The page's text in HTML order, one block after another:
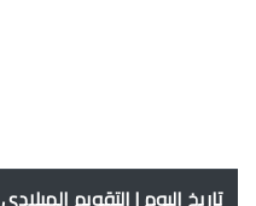
تاريخ اليوم | التقويم الميلادي